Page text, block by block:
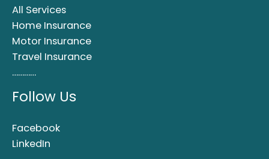
All Services
Home Insurance
Motor Insurance
Travel Insurance
…………
Follow Us
Facebook
LinkedIn